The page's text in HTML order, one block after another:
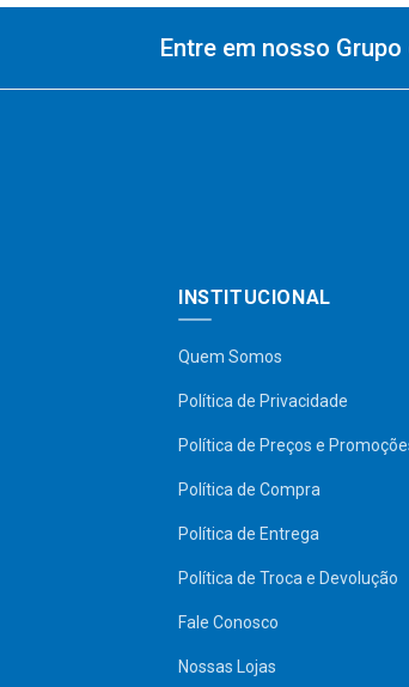
Entre em nosso
INSTITUCIONAL
Quem Somos
Política de Privacidade
Política de Preços e
Política de Compra
Política de Entrega
Política de Troca e Devolução
Fale Conosco
Nossas Lojas